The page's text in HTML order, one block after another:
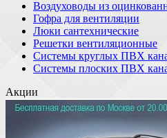
Воздуховоды из
Гофра для вентиляции
Люки сантехнические
Решетки вентиляционные
Системы круглых ПВХ
Системы плоских ПВХ
Акции